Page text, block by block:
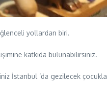
yollardan biri.
katkıda bulunabilirsiniz.
İstanbul ‘da gezilecek